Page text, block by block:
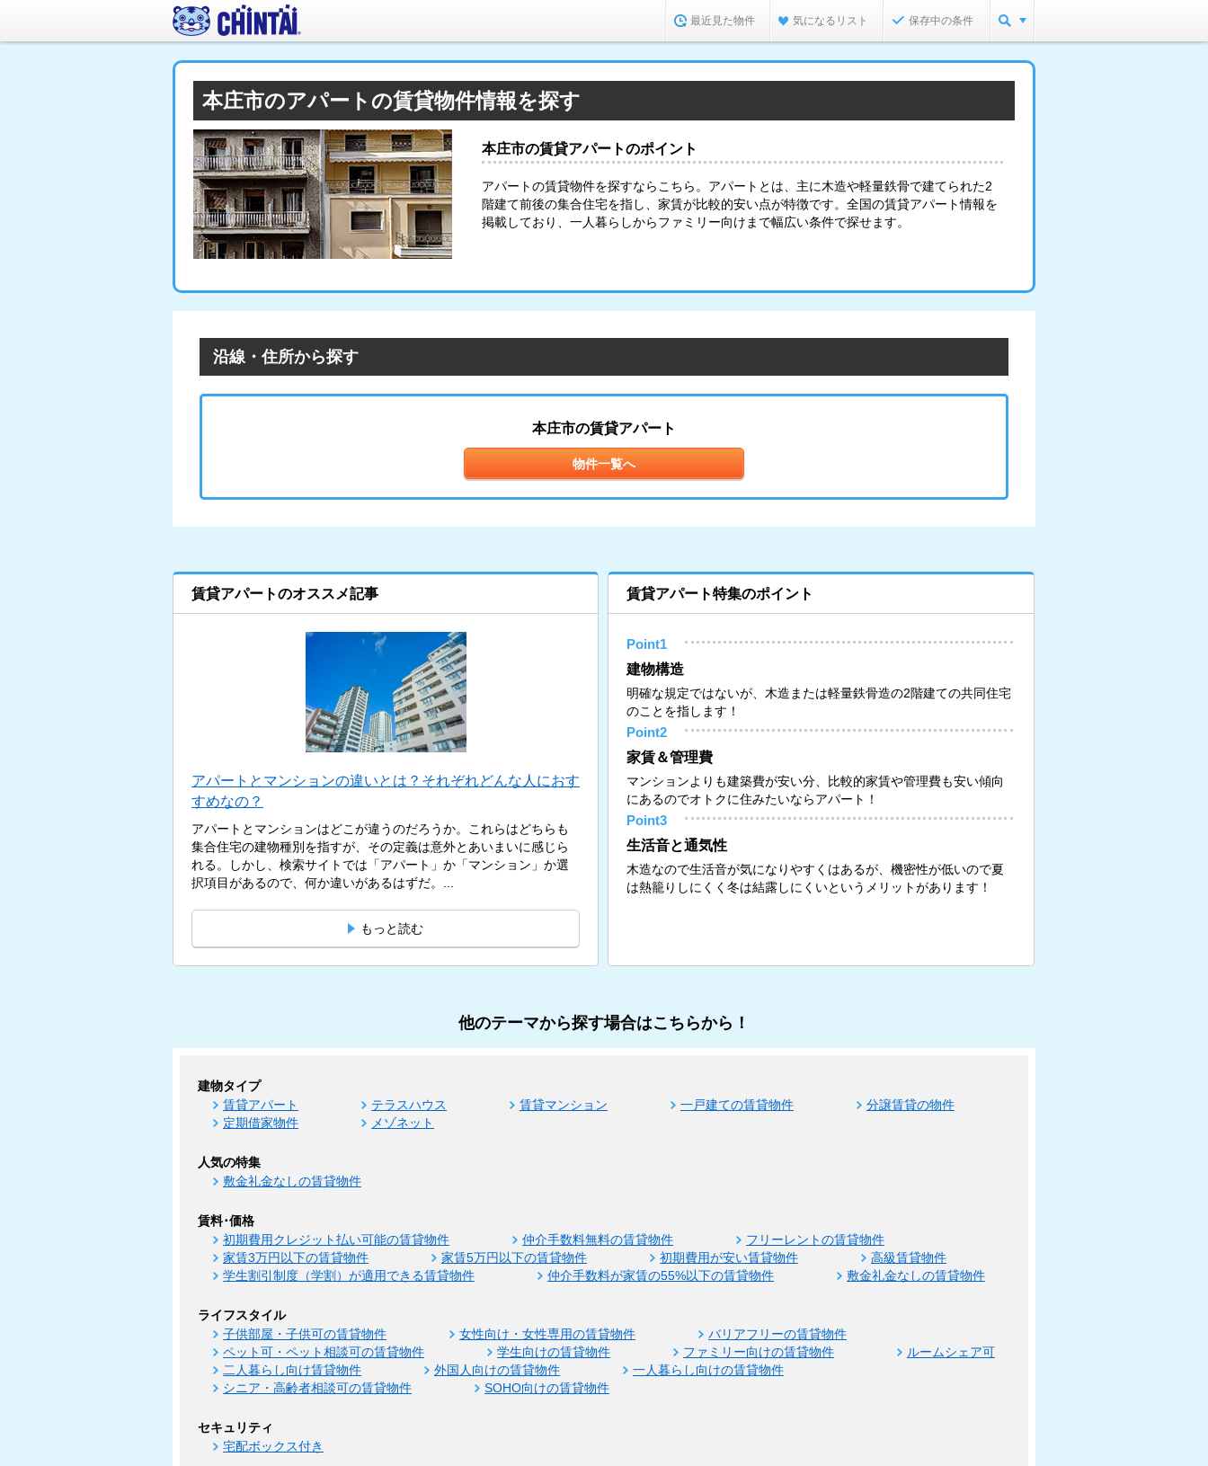
最近見た物件 気になるリスト 保存中の条件
本庄市のアパートの賃貸物件情報を探す
本庄市の賃貸アパートのポイント
アパートの賃貸物件を探すならこちら。アパートとは、主に木造や軽量鉄骨で建てられた2
階建て前後の集合住宅を指し、家賃が比較的安い点が特徴です。全国の賃貸アパート情報を
掲載しており、一人暮らしからファミリー向けまで幅広い条件で探せます。
沿線・住所から探す
本庄市の賃貸アパート
物件一覧へ
賃貸アパートのオススメ記事
アパートとマンションの違いとは？それぞれどんな人におす
すめなの？
アパートとマンションはどこが違うのだろうか。これらはどちらも
集合住宅の建物種別を指すが、その定義は意外とあいまいに感じら
れる。しかし、検索サイトでは「アパート」か「マンション」か選
択項目があるので、何か違いがあるはずだ。...
もっと読む
賃貸アパート特集のポイント
Point1
建物構造
明確な規定ではないが、木造または軽量鉄骨造の2階建ての共同住宅
のことを指します！
Point2
家賃＆管理費
マンションよりも建築費が安い分、比較的家賃や管理費も安い傾向
にあるのでオトクに住みたいならアパート！
Point3
生活音と通気性
木造なので生活音が気になりやすくはあるが、機密性が低いので夏
は熱籠りしにくく冬は結露しにくいというメリットがあります！
他のテーマから探す場合はこちらから！
建物タイプ
賃貸アパート テラスハウス 賃貸マンション 一戸建ての賃貸物件
分譲賃貸の物件
定期借家物件
メゾネット
人気の特集
敷金礼金なしの賃貸物件
賃料･価格
初期費用クレジット払い可能の賃貸物件 仲介手数料無料の賃貸物件
フリーレントの賃貸物件
家賃3万円以下の賃貸物件
家賃5万円以下の賃貸物件 初期費用が安い賃貸物件
高級賃貸物件
学生割引制度（学割）が適用できる賃貸物件
仲介手数料が家賃の55%以下の賃貸物件 敷金礼金なしの賃貸物件
ライフスタイル
子供部屋・子供可の賃貸物件 女性向け・女性専用の賃貸物件
バリアフリーの賃貸物件
ペット可・ペット相談可の賃貸物件
学生向けの賃貸物件 ファミリー向けの賃貸物件
ルームシェア可
二人暮らし向け賃貸物件
外国人向けの賃貸物件
一人暮らし向けの賃貸物件
シニア・高齢者相談可の賃貸物件
SOHO向けの賃貸物件
セキュリティ
宅配ボックス付き